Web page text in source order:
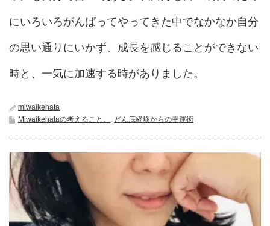
にいろいろがんばってやってきた中でなかなか自分
の思い通りにいかず、成長を感じることができない
時と、一気に加速する時がありました。
miwaikehata
Miwaikehataの考えること。 , どん底経験からの幸運術